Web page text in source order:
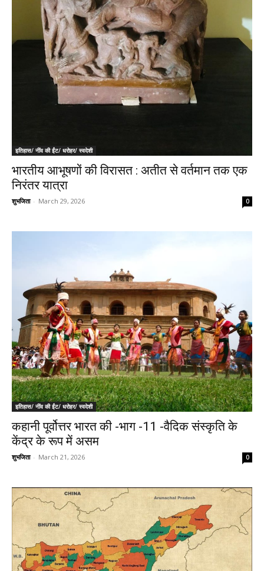
इतिहास/ नींव की ईंट/ धरोहर/ स्वदेशी
भारतीय आभूषणों की विरासत : अतीत से वर्तमान तक एक
निरंतर यात्रा
शुभजिता - March 29, 2026 0
इतिहास/ नींव की ईंट/ धरोहर/ स्वदेशी
कहानी पूर्वोत्तर भारत की -भाग -11 -वैदिक संस्कृति के
केंद्र के रूप में असम
शुभजिता - March 21, 2026 0